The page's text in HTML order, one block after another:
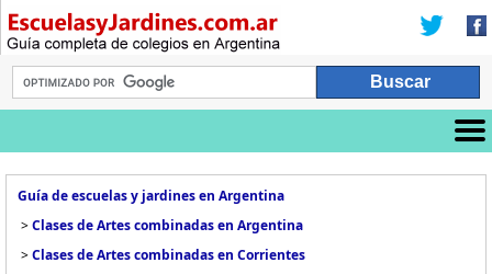
Guía de escuelas y jardines en Argentina
>Clases de Artes combinadas en Argentina
>Clases de Artes combinadas en Corrientes